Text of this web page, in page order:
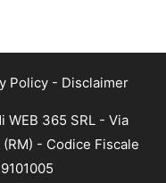
Policy - Disclaimer
365 SRL - Via
- Codice Fiscale